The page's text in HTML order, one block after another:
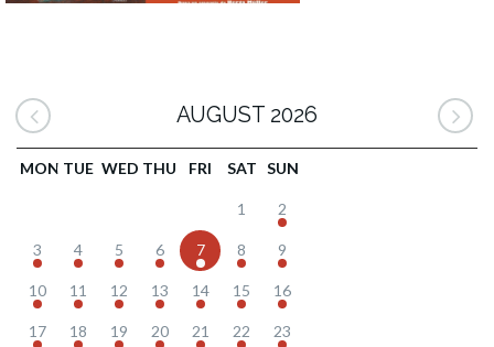
AUGUST 2026
MON TUE WED THU FRI SAT SUN
1 2
3 4 5 6 7 8 9
10 11 12 13 14 15 16
17 18 19 20 21 22 23